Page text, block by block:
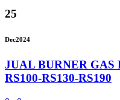
25
Dec2024
JUAL BURNER GAS
RS100-RS130-RS190